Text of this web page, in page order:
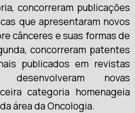
concorreram publicações
que apresentaram novos
cânceres e suas formas de
concorreram patentes
publicados em revistas
novas
categoria homenageia
área da Oncologia.